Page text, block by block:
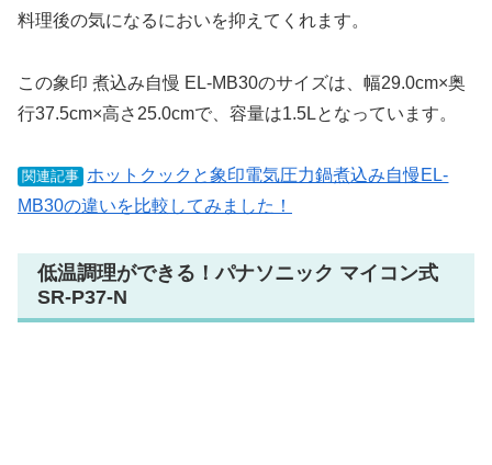
料理後の気になるにおいを抑えてくれます。
この象印 煮込み自慢 EL-MB30のサイズは、幅29.0cm×奥
行37.5cm×高さ25.0cmで、容量は1.5Lとなっています。
関連記事 ホットクックと象印電気圧力鍋煮込み自慢EL-
MB30の違いを比較してみました！
低温調理ができる！パナソニック マイコン式
SR-P37-N